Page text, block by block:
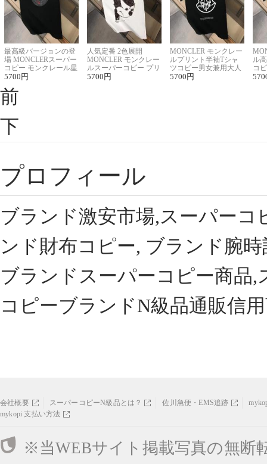
最高級バージョンの登
場 MONCLERスーパー
コピー モンクレール星
座半袖Tシャツ
5700 円
人気定番 2色展開
MONCLER モンクレー
ルスーパーコピー プリ
ント半袖Tシャツ
5700 円
MONCLER モンクレー
ルプリント半袖Tシャ
ツコピー男女兼用大人
可愛い春夏コーデ
5700 円
ル
コ
ィ
前
下
プロフィール
ブランド激安市場,スーパー
ンド財布コピー, ブランド腕
ブランドスーパーコピー商品
コピーブランドN級品通販信
会社概要 スーパーコピーN級品とは？ 佐川急便・EMS追跡
mykopi 支払い方法
※当WEBサイト掲載写真の無断